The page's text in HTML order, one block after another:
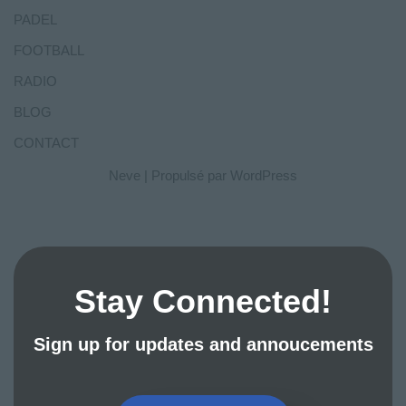
PADEL
FOOTBALL
RADIO
BLOG
CONTACT
Neve | Propulsé par WordPress
Stay Connected!
Sign up for updates and annoucements